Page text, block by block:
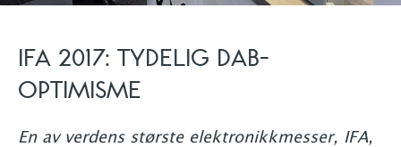
IFA 2017: TYDELIG DAB-
OPTIMISME
En av verdens største elektronikkmesser, IFA,